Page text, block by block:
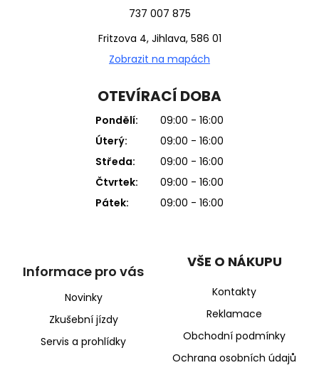
737 007 875
Fritzova 4, Jihlava, 586 01
Zobrazit na mapách
OTEVÍRACÍ DOBA
Pondělí:
09:00 - 16:00
Úterý:
09:00 - 16:00
Středa:
09:00 - 16:00
Čtvrtek:
09:00 - 16:00
Pátek:
09:00 - 16:00
Informace pro vás
Novinky
Zkušební jízdy
Servis a prohlídky
VŠE O NÁKUPU
Kontakty
Reklamace
Obchodní podmínky
Ochrana osobních údajů